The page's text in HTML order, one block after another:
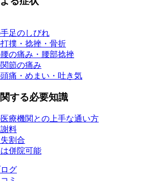
足のしびれ
撲・捻挫・骨折
の痛み・腰部捻挫
節の痛み
痛・めまい・吐き気
する必要知識
療機関との上手な通い方
料
割合
併院可能